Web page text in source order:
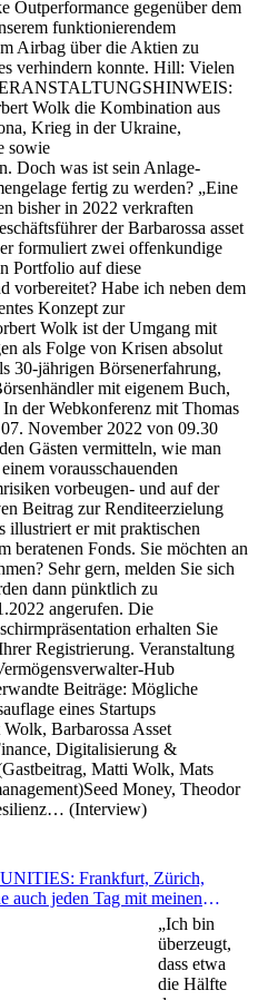
Outperformance gegenüber dem
funktionierendem
Airbag über die Aktien zu
verhindern konnte. Hill: Vielen
Wolk die Kombination aus
Krieg in der Ukraine,
sowie
Doch was ist sein Anlage-
fertig zu werden? „Eine
bisher in 2022 verkraften
der Barbarossa asset
formuliert zwei offenkundige
Portfolio auf diese
vorbereitet? Habe ich neben dem
Konzept zur
Wolk ist der Umgang mit
als Folge von Krisen absolut
30-jährigen Börsenerfahrung,
mit eigenem Buch,
der Webkonferenz mit Thomas
November 2022 von 09.30
Gästen vermitteln, wie man
vorausschauenden
vorbeugen- und auf der
Beitrag zur Renditeerzielung
illustriert er mit praktischen
beratenen Fonds. Sie möchten an
Sehr gern, melden Sie sich
dann pünktlich zu
angerufen. Die
erhalten Sie
Registrierung. Veranstaltung
Hub
Beiträge: Mögliche
eines Startups
Barbarossa Asset
Digitalisierung &
Matti Wolk, Mats
Money, Theodor
(Interview)
Frankfurt, Zürich,
auch jeden Tag mit meinen
„Ich bin
überzeugt,
dass etwa
die Hälfte